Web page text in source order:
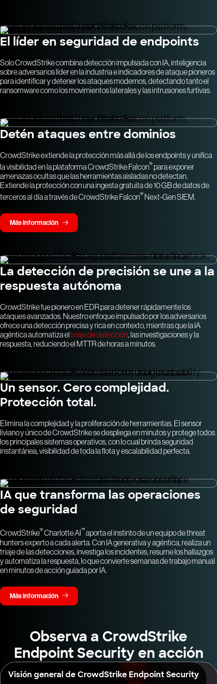
El líder en seguridad de endpoints
Solo CrowdStrike combina detección impulsada con IA, inteligencia
sobre adversarios líder en la industria e indicadores de ataque pioneros
para identificar y detener los ataques modernos, detectando tanto el
ransomware como los movimientos laterales y las intrusiones furtivas.
Detén ataques entre dominios
CrowdStrike extiende la protección más allá de los endpoints y unifica
la visibilidad en la plataforma CrowdStrike Falcon®para exponer
amenazas ocultas que las herramientas aisladas no detectan.
Extiende la protección con una ingesta gratuita de 10 GB de datos de
terceros al día a través de CrowdStrike Falcon® Next-Gen SIEM.
Más información
La detección de precisión se une a la
respuesta autónoma
CrowdStrike fue pionero en EDR para detener rápidamente los
ataques avanzados. Nuestro enfoque impulsado por los adversarios
ofrece una detección precisa y rica en contexto, mientras que la IA
agéntica automatiza el triaje de detección, las investigaciones y la
respuesta, reduciendo el MTTR de horas a minutos.
Un sensor. Cero complejidad.
Protección total.
Elimina la complejidad y la proliferación de herramientas. El sensor
liviano y único de CrowdStrike se despliega en minutos y protege todos
los principales sistemas operativos, con lo cual brinda seguridad
instantánea, visibilidad de toda la flota y escalabilidad perfecta.
IA que transforma las operaciones
de seguridad
CrowdStrike®Charlotte AI ™aporta el instinto de un equipo de threat
hunters experto a cada alerta. Con IA generativa y agéntica, realiza un
triaje de las detecciones, investiga los incidentes, resume los hallazgos
y automatiza la respuesta, lo que convierte semanas de trabajo manual
en minutos de acción guiada por IA.
Más información
Observa a CrowdStrike
Endpoint Security en acción
Visión general de CrowdStrike Endpoint Security